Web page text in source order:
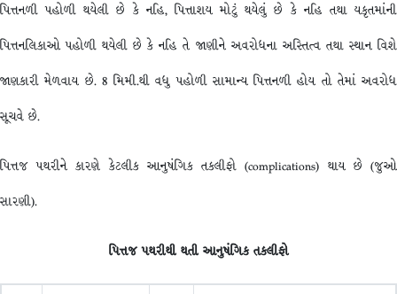
પિત્તનળી પહોળી થયેલી છે કે નહિ, પિત્તાશય મોટું થયેલું છે કે નહિ તથા યકૃતમાંની
પિત્તનલિકાઓ પહોળી થયેલી છે કે નહિ તે જાણીને અવરોધના અસ્તિત્વ તથા સ્થાન વિશે
જાણકારી મેળવાય છે. 8 મિમી.થી વધુ પહોળી સામાન્ય પિત્તનળી હોય તો તેમાં અવરોધ
સૂચવે છે.
પિત્તજ પથરીને કારણે કેટલીક આનુષંગિક તકલીફો (complications) થાય છે (જુઓ
સારણી).
પિત્તજ પથરીથી થતી આનુષંગિક તકલીફો